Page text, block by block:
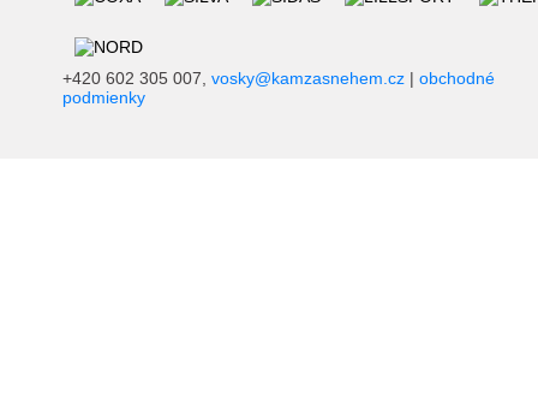
+420 602 305 007, vosky@kamzasnehem.cz | obchodné
podmienky